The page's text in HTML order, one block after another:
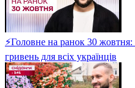
⚡Головне на ранок 30 жовтня:
гривень для всіх українців